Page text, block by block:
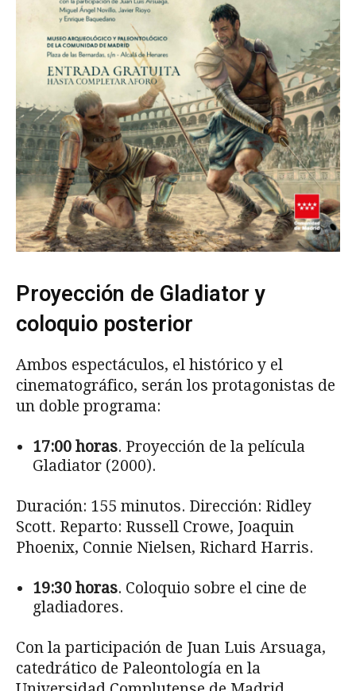
Proyección de Gladiator y
coloquio posterior
Ambos espectáculos, el histórico y el
cinematográfico, serán los protagonistas de
un doble programa:
17:00 horas. Proyección de la película
Gladiator (2000).
Duración: 155 minutos. Dirección: Ridley
Scott. Reparto: Russell Crowe, Joaquin
Phoenix, Connie Nielsen, Richard Harris.
19:30 horas. Coloquio sobre el cine de
gladiadores.
Con la participación de Juan Luis Arsuaga,
catedrático de Paleontología en la